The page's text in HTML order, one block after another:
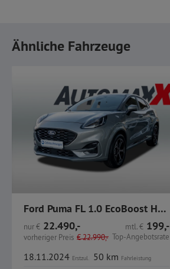
Ähnliche Fahrzeuge
Ford Puma FL 1.0 EcoBoost Hybrid ST-LINE Automatik
nur€ 22.490,-
vorheriger Preis €22.990,-
mtl.€ 199,-
Top-Angebotsrate
18.11.2024 Erstzul. 50 km Fahrleistung